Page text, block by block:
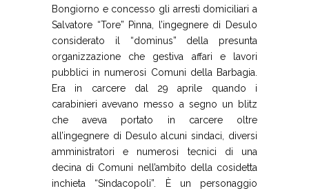
Bongiorno e concesso gli arresti domiciliari a
Salvatore “Tore” Pinna, l’ingegnere di Desulo
considerato il “dominus” della presunta
organizzazione che gestiva affari e lavori
pubblici in numerosi Comuni della Barbagia.
Era in carcere dal 29 aprile quando i
carabinieri avevano messo a segno un blitz
che aveva portato in carcere oltre
all’ingegnere di Desulo alcuni sindaci, diversi
amministratori e numerosi tecnici di una
decina di Comuni nell’ambito della cosidetta
inchieta “Sindacopoli”. È un personaggio